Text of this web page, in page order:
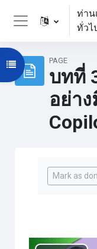
ข้ามไปที่เนื้อหาหลัก
Side panel
ท่าน
ทั่วไ
PAGE
บทที่
อย่า
Open course index
Mark as